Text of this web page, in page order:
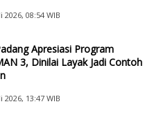
2026, 08:54 WIB
Apresiasi Program
3, Dinilai Layak Jadi Contoh
2026, 13:47 WIB